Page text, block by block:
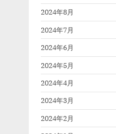
2024年8月
2024年7月
2024年6月
2024年5月
2024年4月
2024年3月
2024年2月